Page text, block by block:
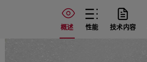
概述 性能 技术内容